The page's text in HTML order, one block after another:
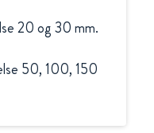
20 og 30 mm.
50, 100, 150